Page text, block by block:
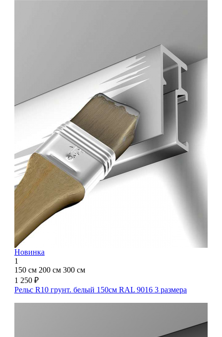
Новинка
1
150 см 200 см 300 см
1 250 ₽
Рельс R10 грунт. белый 150см RAL 9016 3 размера